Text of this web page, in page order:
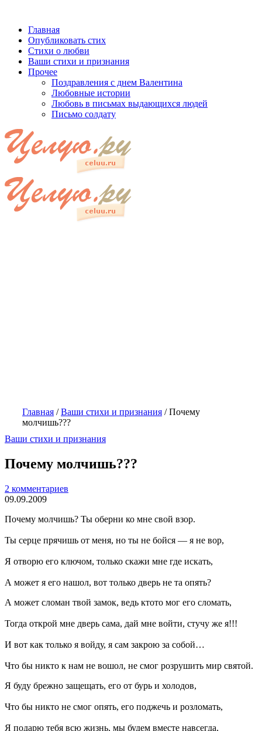
Главная
Опубликовать стих
Стихи о любви
Ваши стихи и признания
Прочее
Поздравления с днем Валентина
Любовные истории
Любовь в письмах выдающихся людей
Письмо солдату
Главная /Ваши стихи и признания /Почему
молчишь???
Ваши стихи и признания
Почему молчишь???
2 комментариев
09.09.2009
Почему молчишь? Ты оберни ко мне свой взор.
Ты серце прячишь от меня, но ты не бойся — я не вор,
Я отворю его ключом, только скажи мне где искать,
А может я его нашол, вот только дверь не та опять?
А может сломан твой замок, ведь ктото мог его сломать,
Тогда открой мне дверь сама, дай мне войти, стучу же я!!!
И вот как только я войду, я сам закрою за собой…
Что бы никто к нам не вошол, не смог розрушить мир святой.
Я буду брежно защещать, его от бурь и холодов,
Что бы никто не смог опять, его поджечь и розломать,
Я подарю тебя всю жизнь, мы будем вместе навсегда,